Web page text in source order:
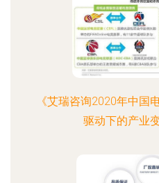
《艾瑞咨询2020年中国
驱动下的产业